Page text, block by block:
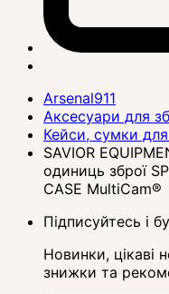
Arsenal911
Аксесуари для
Кейси, сумки для
SAVIOR
одиниць зброї
CASE MultiCam®
Підписуйтесь і
Новинки, цікаві
знижки та